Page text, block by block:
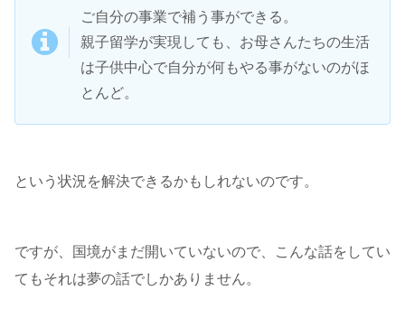
ご自分の事業で補う事ができる。
親子留学が実現しても、お母さんたちの生活
は子供中心で自分が何もやる事がないのがほ
とんど。
という状況を解決できるかもしれないのです。
ですが、国境がまだ開いていないので、こんな話をしてい
てもそれは夢の話でしかありません。